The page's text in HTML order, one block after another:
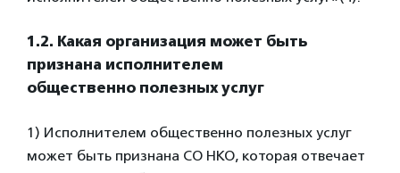
1.2. Какая организация может быть
признана исполнителем
общественно полезных услуг
1) Исполнителем общественно полезных услуг
может быть признана СО НКО, которая отвечает